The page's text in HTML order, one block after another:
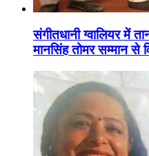
संगीतधानी ग्वालियर में
मानसिंह तोमर सम्मान से